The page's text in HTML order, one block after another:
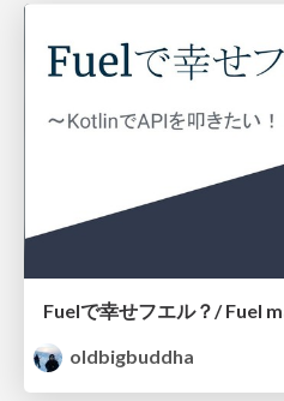
Fuelで幸せフエル？/ Fuel
oldbigbuddha